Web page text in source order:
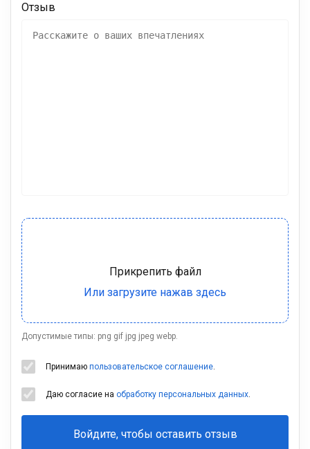
Отзыв
Допустимые типы: png gif jpg jpeg webp.
Принимаю пользовательское соглашение.
Даю согласие на обработку персональных данных.
Войдите, чтобы оставить отзыв